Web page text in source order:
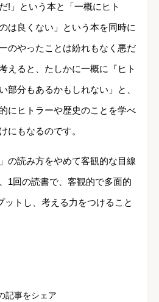
!」という本と「一概にヒト
は良くない」という本を同時に
のやったことは紛れもなく悪だ
えると、たしかに一概に『ヒト
部分もあるかもしれない」と、
にヒトラーや歴史のことを学べ
にもなるのです。
の読み方をやめて客観的な目線
1回の読書で、客観的で多面的
ットし、考える力をつけること
記事をシェア